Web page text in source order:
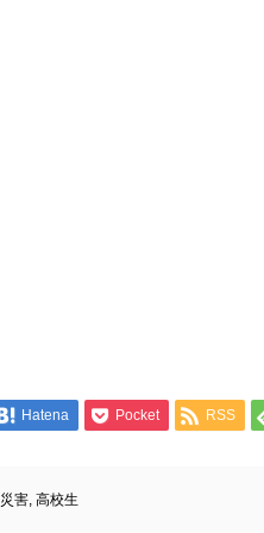
Hatena Pocket RSS
災害, 高校生